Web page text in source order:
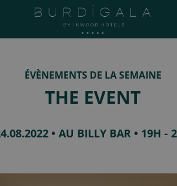
ÉVÈNEMENTS DE LA SEMAINE
THE EVENT
• AU BILLY BAR • 19H -